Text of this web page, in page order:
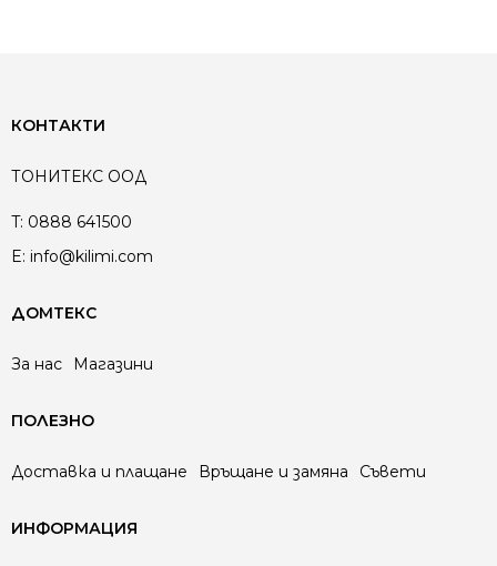
КОНТАКТИ
ТОНИТЕКС ООД
T: 0888 641500
E: info@kilimi.com
ДОМТЕКС
За нас Магазини
ПОЛЕЗНО
Доставка и плащане Връщане и замяна Съвети
ИНФОРМАЦИЯ